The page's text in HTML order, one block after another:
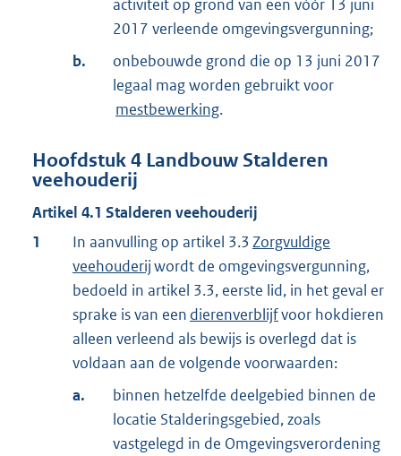
activiteit op grond van een vóór 13 juni
2017 verleende omgevingsvergunning;
b.
onbebouwde grond die op 13 juni 2017
legaal mag worden gebruikt voor
mestbewerking.
Hoofdstuk4 Landbouw Stalderen
veehouderij
Artikel 4.1 Stalderen veehouderij
1
In aanvulling op artikel 3.3 Zorgvuldige
veehouderijwordt de omgevingsvergunning,
bedoeld in artikel 3.3, eerste lid, in het geval er
sprake is van een dierenverblijfvoor hokdieren
alleen verleend als bewijs is overlegd dat is
voldaan aan de volgende voorwaarden:
a.
binnen hetzelfde deelgebied binnen de
locatie Stalderingsgebied, zoals
vastgelegd in de Omgevingsverordening